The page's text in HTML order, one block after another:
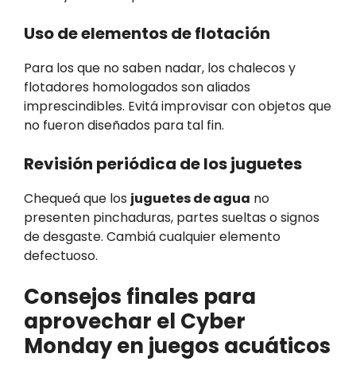
Uso de elementos de flotación
Para los que no saben nadar, los chalecos y
flotadores homologados son aliados
imprescindibles. Evitá improvisar con objetos que
no fueron diseñados para tal fin.
Revisión periódica de los juguetes
Chequeá que los juguetes de agua no
presenten pinchaduras, partes sueltas o signos
de desgaste. Cambiá cualquier elemento
defectuoso.
Consejos finales para
aprovechar el Cyber
Monday en juegos acuáticos